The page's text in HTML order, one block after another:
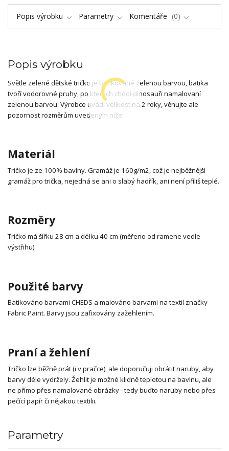
Popis výrobku Parametry Komentáře 0
Popis výrobku
Světle zelené dětské tričko je batikované zelenou barvou, batika
tvoří vodorovné pruhy, po kterých chodí dinosauři namalovaní
zelenou barvou. Výrobce uvádí velikost na 2 roky, věnujte ale
pozornost rozměrům uvedeným níže.
Materiál
Tričko je ze 100% bavlny. Gramáž je 160g/m2, což je nejběžnější
gramáž pro trička, nejedná se ani o slabý hadřík, ani není příliš teplé.
Rozměry
Tričko má šířku 28 cm a délku 40 cm (měřeno od ramene vedle
výstřihu)
Použité barvy
Batikováno barvami CHEDS a malováno barvami na textil značky
Fabric Paint. Barvy jsou zafixovány zažehlením.
Praní a žehlení
Tričko lze běžně prát (i v pračce), ale doporučuji obrátit naruby, aby
barvy déle vydržely. Žehlit je možné klidně teplotou na bavlnu, ale
ne přímo přes namalované obrázky - tedy buďto naruby nebo přes
pečící papír či nějakou textilii.
Parametry